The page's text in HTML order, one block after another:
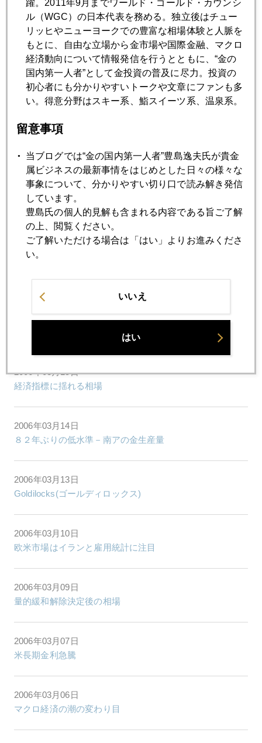
期末のマネー まだら模様
2006年03月24日
Doomsday Scenarioには注意
2006年03月23日
2006年03月22日
利上げをＷＢＣに喩えれば・・・
2006年03月20日
熱い中国金市場
インフレ懸念後退でも金価格上昇
2006年03月16日
2006年03月15日
経済指標に揺れる相場
2006年03月14日
８２年ぶりの低水準－南アの金生産量
2006年03月13日
Goldilocks(ゴールディロックス)
2006年03月10日
欧米市場はイランと雇用統計に注目
2006年03月09日
量的緩和解除決定後の相場
2006年03月07日
米長期金利急騰
2006年03月06日
マクロ経済の潮の変わり目
躍。2011年9月までワールド・ゴールド・カウンシ
ル（WGC）の日本代表を務める。独立後はチュー
リッヒやニューヨークでの豊富な相場体験と人脈を
もとに、自由な立場から金市場や国際金融、マクロ
経済動向について情報発信を行うとともに、“金の
国内第一人者”として金投資の普及に尽力。投資の
初心者にも分かりやすいトークや文章にファンも多
い。得意分野はスキー系、鮨スイーツ系、温泉系。
留意事項
当ブログでは“金の国内第一人者”豊島逸夫氏が貴金
属ビジネスの最新事情をはじめとした日々の様々な
事象について、分かりやすい切り口で読み解き発信
しています。
豊島氏の個人的見解も含まれる内容である旨ご了解
の上、閲覧ください。
ご了解いただける場合は「はい」よりお進みくださ
い。
いいえ
はい